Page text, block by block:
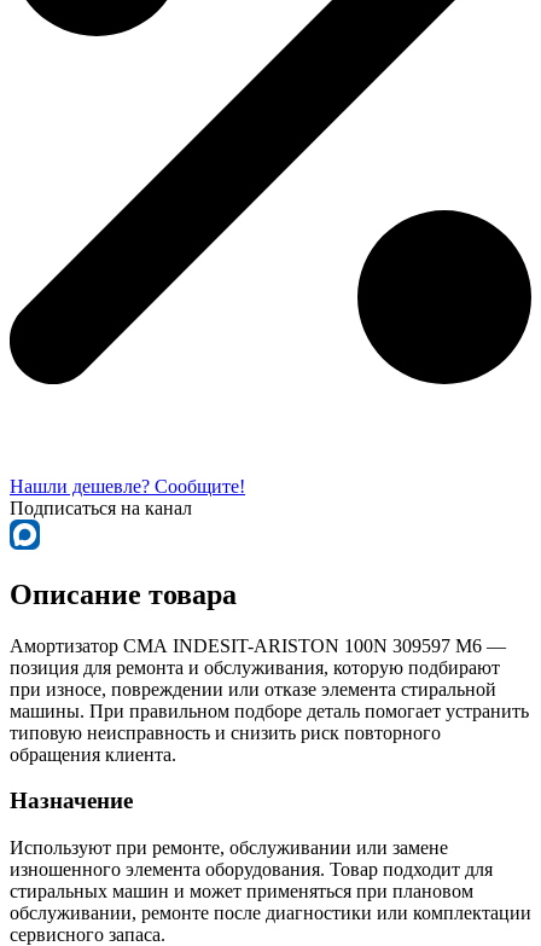
Нашли дешевле? Сообщите!
Подписаться на канал
Описание товара
Амортизатор СМА INDESIT-ARISTON 100N 309597 M6 —
позиция для ремонта и обслуживания, которую подбирают
при износе, повреждении или отказе элемента стиральной
машины. При правильном подборе деталь помогает устранить
типовую неисправность и снизить риск повторного
обращения клиента.
Назначение
Используют при ремонте, обслуживании или замене
изношенного элемента оборудования. Товар подходит для
стиральных машин и может применяться при плановом
обслуживании, ремонте после диагностики или комплектации
сервисного запаса.